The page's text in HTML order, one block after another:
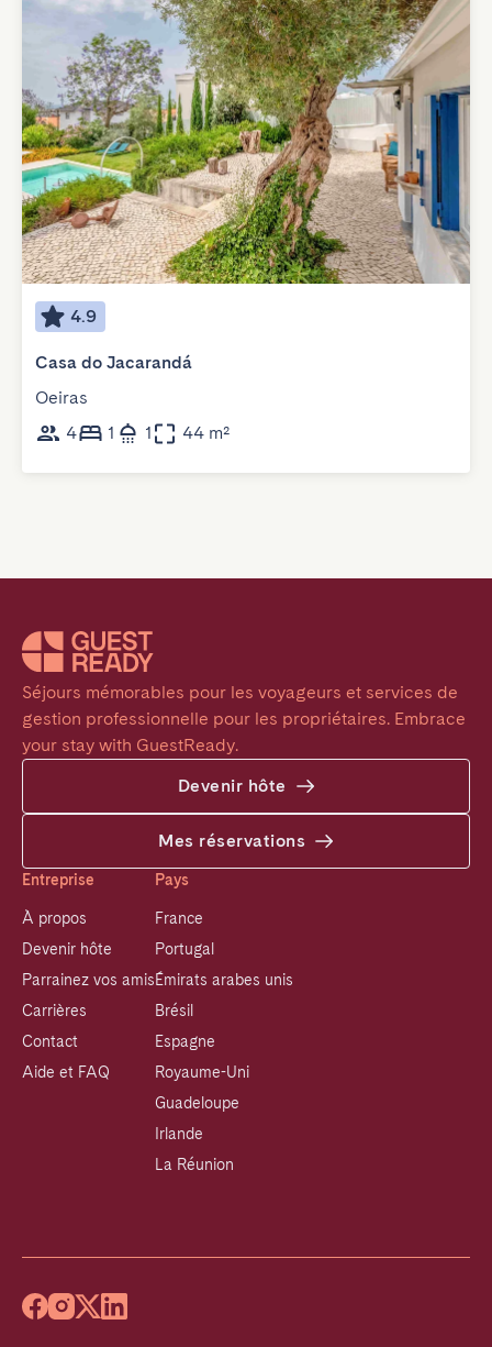
4.9
Casa do Jacarandá
Oeiras
4
1 1 44 m²
Séjours mémorables pour les voyageurs et services de
gestion professionnelle pour les propriétaires. Embrace
your stay with GuestReady.
Devenir hôte
Mes réservations
Entreprise
À propos
Devenir hôte
Parrainez vos amis
Carrières
Contact
Aide et FAQ
Pays
France
Portugal
Émirats arabes unis
Brésil
Espagne
Royaume-Uni
Guadeloupe
Irlande
La Réunion